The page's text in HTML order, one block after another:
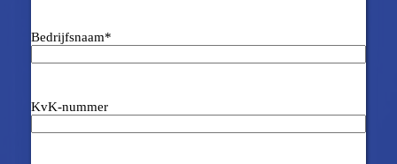
Bedrijfsnaam*
KvK-nummer